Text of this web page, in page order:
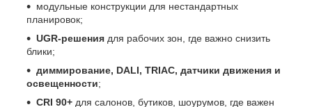
модульные конструкции для нестандартных
планировок;
UGR-решения для рабочих зон, где важно снизить
блики;
диммирование, DALI, TRIAC, датчики движения и
освещенности;
CRI 90+ для салонов, бутиков, шоурумов, где важен